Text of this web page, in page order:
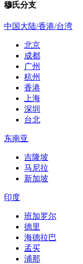
穆氏分支
中国大陆/香港/台湾
北京
成都
广州
杭州
香港
上海
深圳
台北
东南亚
吉隆坡
马尼拉
新加坡
印度
班加罗尔
德里
海德拉巴
孟买
浦那